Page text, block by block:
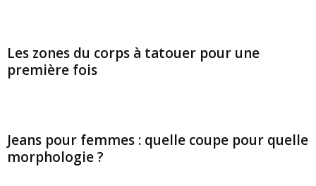
Les zones du corps à tatouer pour une
première fois
Jeans pour femmes : quelle coupe pour quelle
morphologie ?